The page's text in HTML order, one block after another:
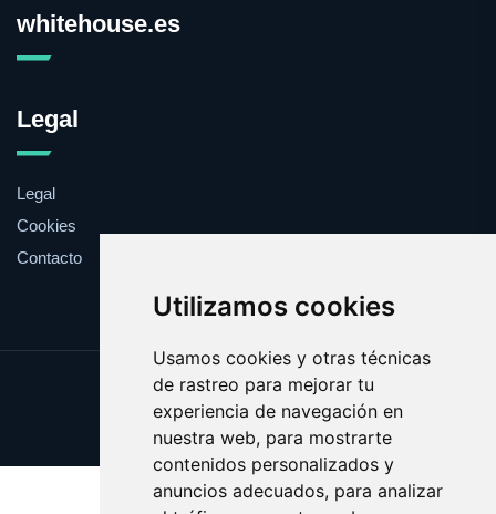
Utilizamos cookies
Usamos cookies y otras técnicas
de rastreo para mejorar tu
experiencia de navegación en
nuestra web, para mostrarte
contenidos personalizados y
anuncios adecuados, para analizar
whitehouse.es
Legal
Legal
Cookies
Contacto
Update cookies preferences
Copyright © 2025 whitehouse.es